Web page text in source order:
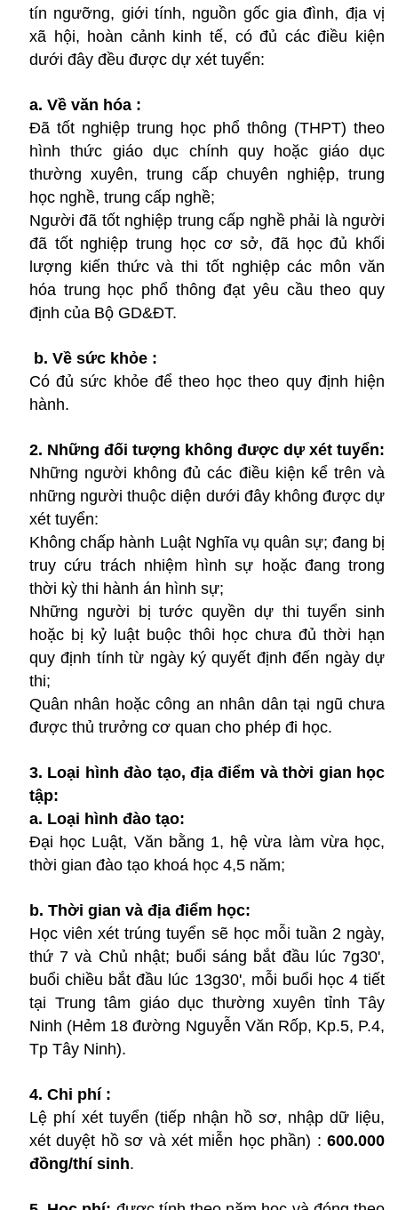
tín ngưỡng, giới tính, nguồn gốc gia đình, địa vị
xã hội, hoàn cảnh kinh tế, có đủ các điều kiện
dưới đây đều được dự xét tuyển:
a. Về văn hóa :
Đã tốt nghiệp trung học phổ thông (THPT) theo
hình thức giáo dục chính quy hoặc giáo dục
thường xuyên, trung cấp chuyên nghiệp, trung
học nghề, trung cấp nghề;
Người đã tốt nghiệp trung cấp nghề phải là người
đã tốt nghiệp trung học cơ sở, đã học đủ khối
lượng kiến thức và thi tốt nghiệp các môn văn
hóa trung học phổ thông đạt yêu cầu theo quy
định của Bộ GD&ĐT.
b. Về sức khỏe :
Có đủ sức khỏe để theo học theo quy định hiện
hành.
2. Những đối tượng không được dự xét tuyển:
Những người không đủ các điều kiện kể trên và
những người thuộc diện dưới đây không được dự
xét tuyển:
Không chấp hành Luật Nghĩa vụ quân sự; đang bị
truy cứu trách nhiệm hình sự hoặc đang trong
thời kỳ thi hành án hình sự;
Những người bị tước quyền dự thi tuyển sinh
hoặc bị kỷ luật buộc thôi học chưa đủ thời hạn
quy định tính từ ngày ký quyết định đến ngày dự
thi;
Quân nhân hoặc công an nhân dân tại ngũ chưa
được thủ trưởng cơ quan cho phép đi học.
3. Loại hình đào tạo, địa điểm và thời gian học
tập:
a. Loại hình đào tạo:
Đại học Luật, Văn bằng 1, hệ vừa làm vừa học,
thời gian đào tạo khoá học 4,5 năm;
b. Thời gian và địa điểm học:
Học viên xét trúng tuyển sẽ học mỗi tuần 2 ngày,
thứ 7 và Chủ nhật; buổi sáng bắt đầu lúc 7g30',
buổi chiều bắt đầu lúc 13g30', mỗi buổi học 4 tiết
tại Trung tâm giáo dục thường xuyên tỉnh Tây
Ninh (Hẻm 18 đường Nguyễn Văn Rốp, Kp.5, P.4,
Tp Tây Ninh).
4. Chi phí :
Lệ phí xét tuyển (tiếp nhận hồ sơ, nhập dữ liệu,
xét duyệt hồ sơ và xét miễn học phần) : 600.000
đồng/thí sinh.